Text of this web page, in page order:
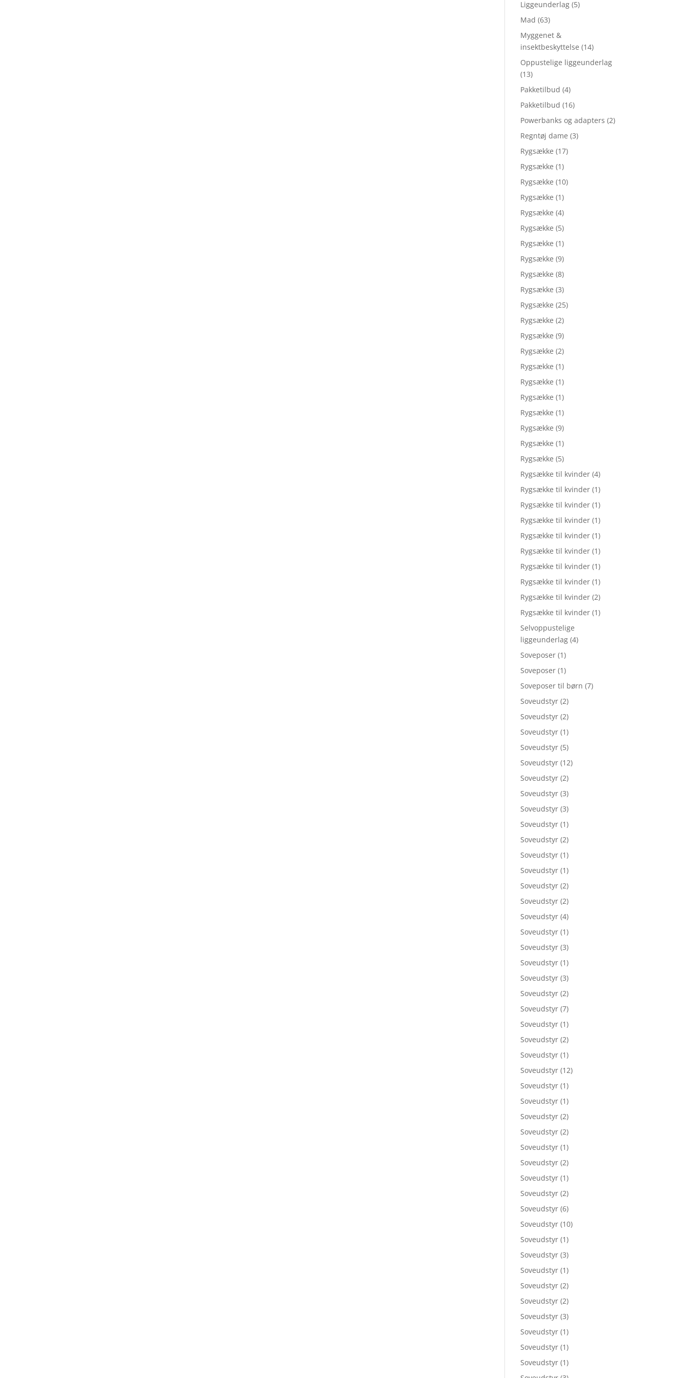
Liggeunderlag (5)
Mad (63)
Myggenet &
insektbeskyttelse (14)
Oppustelige liggeunderlag
(13)
Pakketilbud (4)
Pakketilbud (16)
Powerbanks og adapters (2)
Regntøj dame (3)
Rygsække (17)
Rygsække (1)
Rygsække (10)
Rygsække (1)
Rygsække (4)
Rygsække (5)
Rygsække (1)
Rygsække (9)
Rygsække (8)
Rygsække (3)
Rygsække (25)
Rygsække (2)
Rygsække (9)
Rygsække (2)
Rygsække (1)
Rygsække (1)
Rygsække (1)
Rygsække (1)
Rygsække (9)
Rygsække (1)
Rygsække (5)
Rygsække til kvinder (4)
Rygsække til kvinder (1)
Rygsække til kvinder (1)
Rygsække til kvinder (1)
Rygsække til kvinder (1)
Rygsække til kvinder (1)
Rygsække til kvinder (1)
Rygsække til kvinder (1)
Rygsække til kvinder (2)
Rygsække til kvinder (1)
Selvoppustelige
liggeunderlag (4)
Soveposer (1)
Soveposer (1)
Soveposer til børn (7)
Soveudstyr (2)
Soveudstyr (2)
Soveudstyr (1)
Soveudstyr (5)
Soveudstyr (12)
Soveudstyr (2)
Soveudstyr (3)
Soveudstyr (3)
Soveudstyr (1)
Soveudstyr (2)
Soveudstyr (1)
Soveudstyr (1)
Soveudstyr (2)
Soveudstyr (2)
Soveudstyr (4)
Soveudstyr (1)
Soveudstyr (3)
Soveudstyr (1)
Soveudstyr (3)
Soveudstyr (2)
Soveudstyr (7)
Soveudstyr (1)
Soveudstyr (2)
Soveudstyr (1)
Soveudstyr (12)
Soveudstyr (1)
Soveudstyr (1)
Soveudstyr (2)
Soveudstyr (2)
Soveudstyr (1)
Soveudstyr (2)
Soveudstyr (1)
Soveudstyr (2)
Soveudstyr (6)
Soveudstyr (10)
Soveudstyr (1)
Soveudstyr (3)
Soveudstyr (1)
Soveudstyr (2)
Soveudstyr (2)
Soveudstyr (3)
Soveudstyr (1)
Soveudstyr (1)
Soveudstyr (1)